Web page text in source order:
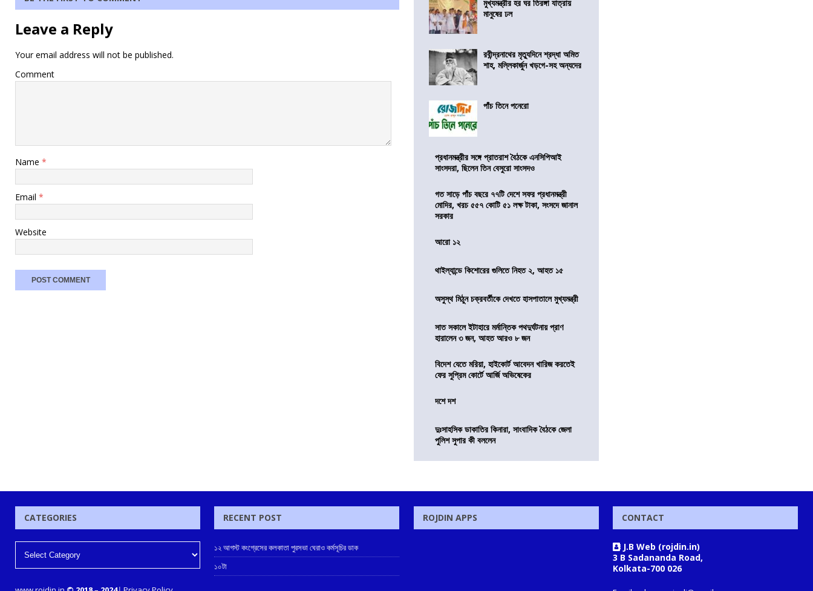
Leave a Reply
Your email address will not be published.
Comment
Name *
Email *
Website
মুখ্যমন্ত্রীর হর ঘর তিরঙ্গা যাত্রায়
মানুষের ঢল
রবীন্দ্রনাথের মৃত্যুদিনে শ্রদ্ধা অমিত
শাহ, মল্লিকার্জুন খড়গে-সহ অন্যদের
পাঁচ তিনে পনেরো
প্রধানমন্ত্রীর সঙ্গে প্রাতরাশ বৈঠকে এনসিপিআই
সাংসদরা, ছিলেন তিন বেসুরো সাংসদও
গত সাড়ে পাঁচ বছরে ৭৭টি দেশে সফর প্রধানমন্ত্রী
মোদির, খরচ ৫৫৭ কোটি ৫১ লক্ষ টাকা, সংসদে জানাল
সরকার
আরো ১২
থাইল্যান্ডে কিশোরের গুলিতে নিহত ২, আহত ১৫
অসুস্থ মিঠুন চক্রবর্তীকে দেখতে হাসপাতালে মুখ্যমন্ত্রী
সাত সকালে ইটাহারে মর্মান্তিক পথদুর্ঘটনায় প্রাণ
হারালেন ৩ জন, আহত আরও ৮ জন
বিদেশ যেতে মরিয়া, হাইকোর্ট আবেদন খারিজ করতেই
ফের সুপ্রিম কোর্টে আর্জি অভিষেকের
দশে দশ
দুঃসাহসিক ডাকাতির কিনারা, সাংবাদিক বৈঠকে জেলা
পুলিশ সুপার কী বললেন
CATEGORIES RECENT POST
১২ আগস্ট কংগ্রেসের কলকাতা পুরসভা ঘেরাও কর্মসূচির ডাক
১০টা
ROJDIN APPS CONTACT
J.B Web (rojdin.in)
3 B Sadananda Road,
Kolkata-700 026